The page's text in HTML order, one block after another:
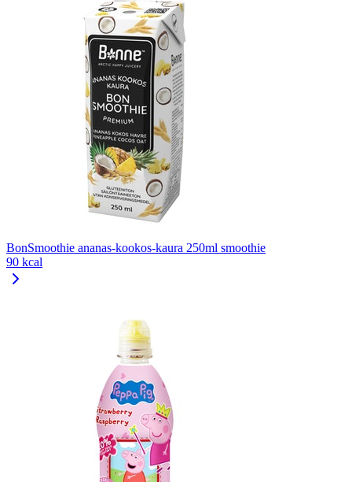
BonSmoothie ananas-kookos-kaura 250ml smoothie
90 kcal